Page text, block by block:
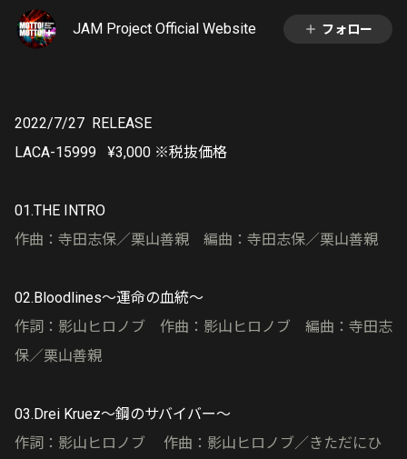
JAM Project Official Website フォロー
2022/7/27 RELEASE
LACA-15999 ¥3,000 ※税抜価格
01.THE INTRO
作曲：寺田志保／栗山善親 編曲：寺田志保／栗山善親
02.Bloodlines〜運命の血統〜
作詞：影山ヒロノブ 作曲：影山ヒロノブ 編曲：寺田志
保／栗山善親
03.Drei Kruez〜鋼のサバイバー〜
作詞：影山ヒロノブ 作曲：影山ヒロノブ／きただにひ